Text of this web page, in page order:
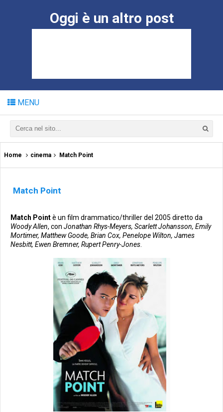
Oggi è un altro post
MENU
Home cinema Match Point
Match Point
Match Pointè un film drammatico/thriller del 2005 diretto da
Woody Allen, con Jonathan Rhys-Meyers, Scarlett Johansson, Emily
Mortimer, Matthew Goode, Brian Cox, Penelope Wilton, James
Nesbitt, Ewen Bremner, Rupert Penry-Jones